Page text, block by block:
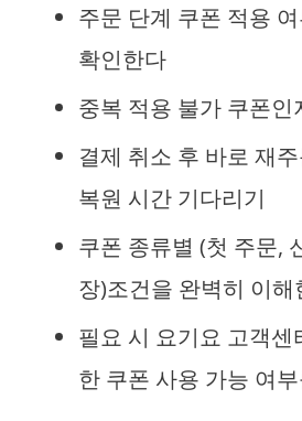
주문 단계 쿠폰 적용
확인한다
중복 적용 불가 쿠폰
결제 취소 후 바로 재
복원 시간 기다리기
쿠폰 종류별 (첫 주문,
장)조건을 완벽히 이해
필요 시 요기요 고객
한 쿠폰 사용 가능 여